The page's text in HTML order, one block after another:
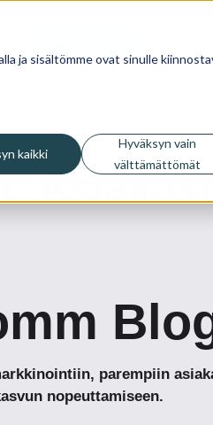
ja sisältömme ovat sinulle
kaikki
Hyväksyn vain
välttämättömät
parempiin
nopeuttamiseen.